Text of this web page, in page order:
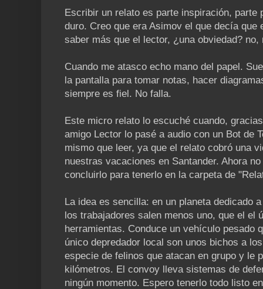
Escribir un relato es parte inspiración, parte
duro. Creo que era Asimov el que decía que
saber más que el lector, ¿una obviedad? no,
Cuando me atasco echo mano del papel.
la pantalla para tomar notas, hacer
siempre es fiel. No falla.
Este micro relato lo escuché cuando,
amigo Lector lo pasé a audio con un Bot de
mismo que leer, ya que el relato cobró una
nuestras vacaciones en Santander. Ahora
concluirlo para tenerlo en la carpeta de
La idea es sencilla: en un planeta dedicado
los trabajadores salen menos uno, que el el
herramientas. Conduce un vehículo pesado
único depredador local son unos bichos a
especie de felinos que atacan en grupo y le
kilómetros. El convoy lleva sistemas de
ningún momento. Espero tenerlo todo listo